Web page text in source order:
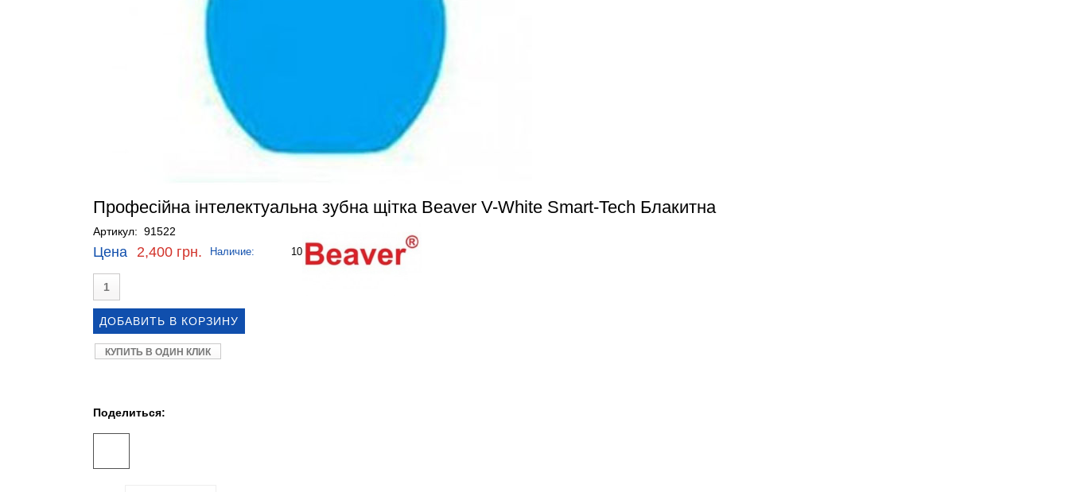
Професійна інтелектуальна зубна щітка Beaver V-White Smart-Tech Блакитна
Артикул: 91522
Цена 2,400 грн. Наличие: 10
КУПИТЬ В ОДИН КЛИК
Поделиться: